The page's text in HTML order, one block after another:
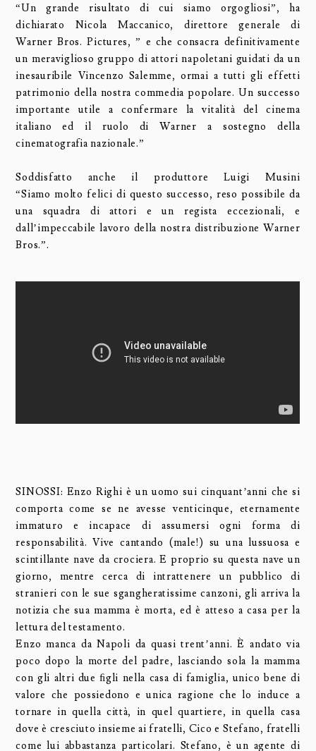
“Un grande risultato di cui siamo orgogliosi”, ha
dichiarato Nicola Maccanico, direttore generale di
Warner Bros. Pictures, ” e che consacra definitivamente
un meraviglioso gruppo di attori napoletani guidati da un
inesauribile Vincenzo Salemme, ormai a tutti gli effetti
patrimonio della nostra commedia popolare. Un successo
importante utile a confermare la vitalità del cinema
italiano ed il ruolo di Warner a sostegno della
cinematografia nazionale.”
Soddisfatto anche il produttore Luigi Musini
“Siamo molto felici di questo successo, reso possibile da
una squadra di attori e un regista eccezionali, e
dall’impeccabile lavoro della nostra distribuzione Warner
Bros.”.
SINOSSI: Enzo Righi è un uomo sui cinquant’anni che si
comporta come se ne avesse venticinque, eternamente
immaturo e incapace di assumersi ogni forma di
responsabilità. Vive cantando (male!) su una lussuosa e
scintillante nave da crociera. E proprio su questa nave un
giorno, mentre cerca di intrattenere un pubblico di
stranieri con le sue sgangheratissime canzoni, gli arriva la
notizia che sua mamma è morta, ed è atteso a casa per la
lettura del testamento.
Enzo manca da Napoli da quasi trent’anni. È andato via
poco dopo la morte del padre, lasciando sola la mamma
con gli altri due ﬁgli nella casa di famiglia, unico bene di
valore che possiedono e unica ragione che lo induce a
tornare in quella città, in quel quartiere, in quella casa
dove è cresciuto insieme ai fratelli, Cico e Stefano, fratelli
come lui abbastanza particolari. Stefano, è un agente di